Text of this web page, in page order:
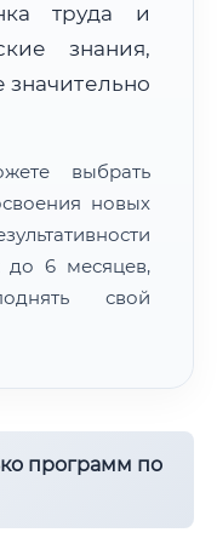
труда и
знания,
значительно
выбрать
новых
до 6 месяцев,
свой
программ по